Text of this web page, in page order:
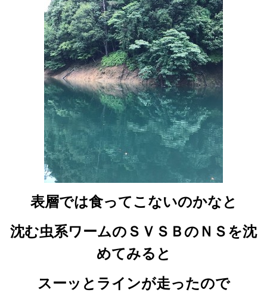
表層では食ってこないのかなと
沈む虫系ワームのＳＶＳＢのＮＳを沈
めてみると
スーッとラインが走ったので